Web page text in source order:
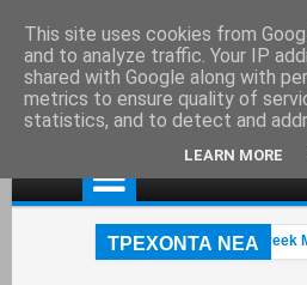
ΤΡΕΧΟΝΤΑ ΝΕΑ
στη Γερμανία εκτελεστής της «Greek
This site uses cookies from
and to analyze traffic. Your IP
shared with Google along with
metrics to ensure quality of
statistics, and to detect and
LEARN MORE